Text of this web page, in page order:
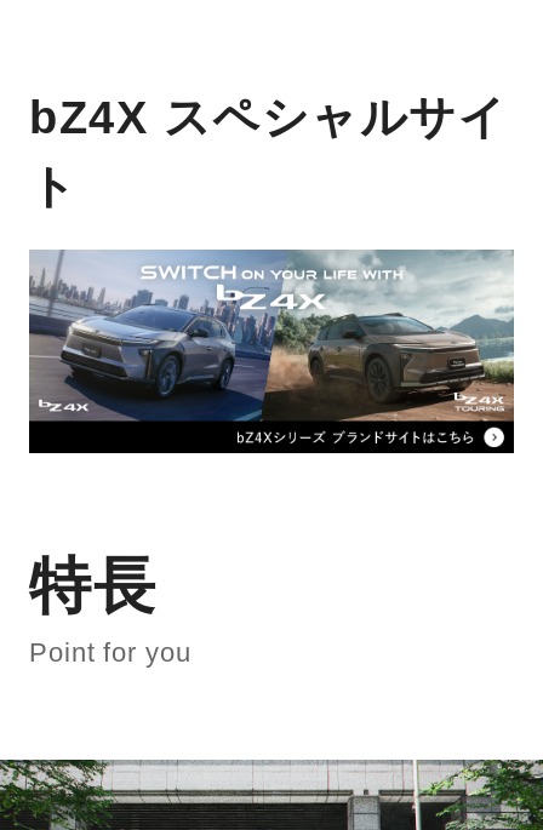
bZ4X スペシャルサイ
ト
特長
Point for you